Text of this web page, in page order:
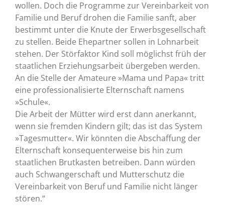
wollen. Doch die Programme zur Vereinbarkeit von
Familie und Beruf drohen die Familie sanft, aber
bestimmt unter die Knute der Erwerbsgesellschaft
zu stellen. Beide Ehepartner sollen in Lohnarbeit
stehen. Der Störfaktor Kind soll möglichst früh der
staatlichen Erziehungsarbeit übergeben werden.
An die Stelle der Amateure »Mama und Papa« tritt
eine professionalisierte Elternschaft namens
»Schule«.
Die Arbeit der Mütter wird erst dann anerkannt,
wenn sie fremden Kindern gilt; das ist das System
»Tagesmutter«. Wir könnten die Abschaffung der
Elternschaft konsequenterweise bis hin zum
staatlichen Brutkasten betreiben. Dann würden
auch Schwangerschaft und Mutterschutz die
Vereinbarkeit von Beruf und Familie nicht länger
stören.“